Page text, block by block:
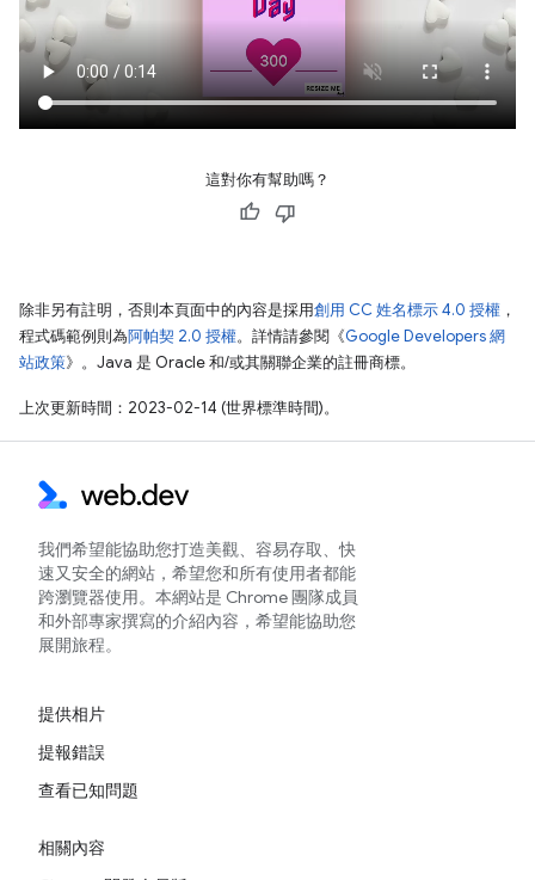
這對你有幫助嗎？
除非另有註明，否則本頁面中的內容是採用創用 CC 姓名標示 4.0 授權 ，
程式碼範例則為阿帕契 2.0 授權。詳情請參閱《Google Developers 網
站政策》。Java 是 Oracle 和/或其關聯企業的註冊商標。
上次更新時間：2023-02-14 (世界標準時間)。
我們希望能協助您打造美觀、容易存取、快
速又安全的網站，希望您和所有使用者都能
跨瀏覽器使用。本網站是 Chrome 團隊成員
和外部專家撰寫的介紹內容，希望能協助您
展開旅程。
提供相片
提報錯誤
查看已知問題
相關內容